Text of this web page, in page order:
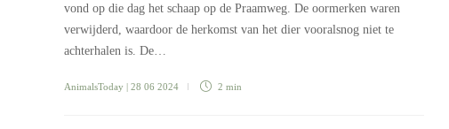
vond op die dag het schaap op de Praamweg. De oormerken waren
verwijderd, waardoor de herkomst van het dier vooralsnog niet te
achterhalen is. De…
AnimalsToday | 28 06 2024 2 min